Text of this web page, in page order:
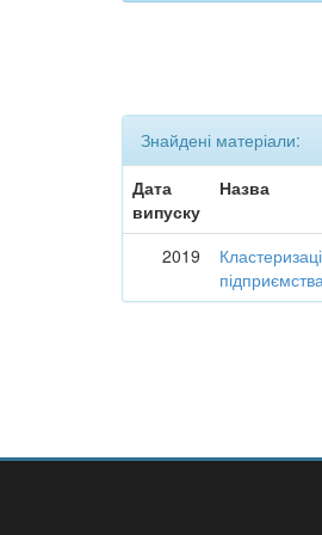
Знайдені матеріали:
Дата
випуску
Назва
2019